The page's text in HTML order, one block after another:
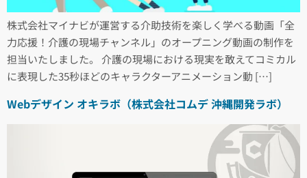
株式会社マイナビが運営する介助技術を楽しく学べる動画「全
力応援！介護の現場チャンネル」のオープニング動画の制作を
担当いたしました。 介護の現場における現実を敢えてコミカル
に表現した35秒ほどのキャラクターアニメーション動 […]
Webデザイン オキラボ（株式会社コムデ 沖縄開発ラボ）